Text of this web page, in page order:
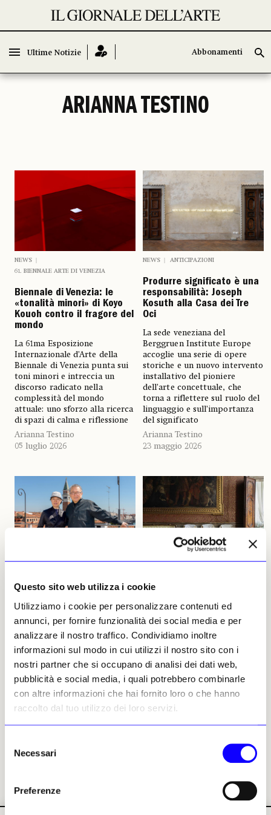
Questo sito web utilizza i cookie
Utilizziamo i cookie per personalizzare contenuti ed
annunci, per fornire funzionalità dei social media e per
analizzare il nostro traffico. Condividiamo inoltre
informazioni sul modo in cui utilizzi il nostro sito con i
nostri partner che si occupano di analisi dei dati web,
pubblicità e social media, i quali potrebbero combinarle
con altre informazioni che hai fornito loro o che hanno
raccolto dal tuo utilizzo dei loro servizi.
delNecessari
Preferenze
Ultime Notizie Abbonamenti
Ultime Notizie Abbonamenti
ARIANNA TESTINO
NEWS
61. BIENNALE ARTE DI VENEZIA
Biennale di Venezia: le
«tonalità minori» di Koyo
Kouoh contro il fragore del
mondo
La 61ma Esposizione
Internazionale d’Arte della
Biennale di Venezia punta sui
toni minori e intreccia un
discorso radicato nella
complessità del mondo
attuale: uno sforzo alla ricerca
di spazi di calma e riflessione
Arianna Testino
05 luglio 2026
NEWS ANTICIPAZIONI
Produrre significato è una
responsabilità: Joseph
Kosuth alla Casa dei Tre
Oci
La sede veneziana del
Berggruen Institute Europe
accoglie una serie di opere
storiche e un nuovo intervento
installativo del pioniere
dell’arte concettuale, che
torna a riflettere sul ruolo del
linguaggio e sull’importanza
del significato
Arianna Testino
23 maggio 2026
ARCHITETTURA
Do Architecture:
presentata la 20ma
Mostra Internazionale di
Architettura della Biennale
di Venezia
Coesistenza, inclusione,
diversità: sono alcuni dei
concetti chiave della prossima
Biennale di Architettura
curata da Wang Shu e Lu
Il lavoro paziente e
Fondazione Dries Van
Noten
Lo stilista sceglie la Laguna e
inaugura il suo ente non profit
per sostenere la città con
un’attività fatta anche di
residenze, formazione,
collaborazioni e persino un
negozio